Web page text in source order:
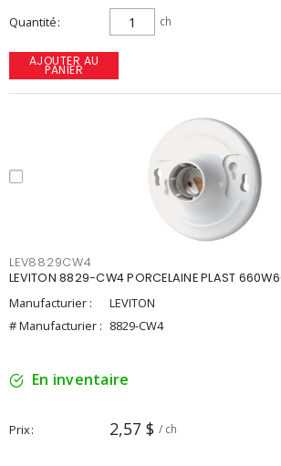
Quantité ch
AJOUTER AU
PANIER
LEV8829CW4
LEVITON 8829-CW4 PORCELAINE PLAST
Manufacturier :
LEVITON
# Manufacturier : 8829-CW4
En inventaire
Prix 2,57 $ / ch